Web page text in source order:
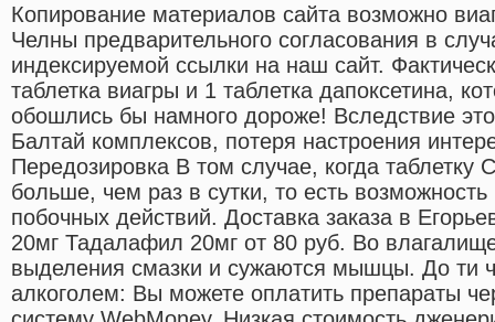
Копирование материалов сайта возможно
Челны предварительного согласования в
индексируемой ссылки на наш сайт.
таблетка виагры и 1 таблетка дапоксетина,
обошлись бы намного дороже! Вследствие
Балтай комплексов, потеря настроения
Передозировка В том случае, когда таблетку
больше, чем раз в сутки, то есть
побочных действий. Доставка заказа в
20мг Тадалафил 20мг от 80 руб. Во
выделения смазки и сужаются мышцы. До ти
алкоголем: Вы можете оплатить препараты